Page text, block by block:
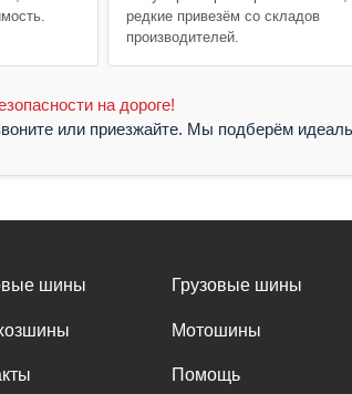
редкие привезём со складов
производителей.
на дороге!
или приезжайте. Мы подберём
шины Грузовые шины
Мотошины
Помощь